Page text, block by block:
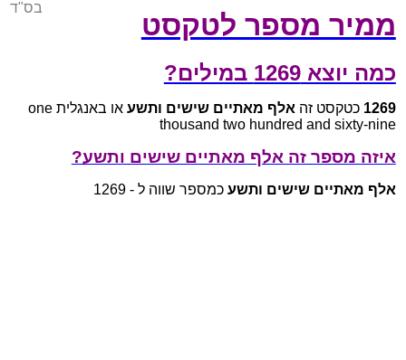
ממיר מספר לטקסט
בס"ד
כמה יוצא 1269 במילים?
1269 כטקסט זה אלף מאתיים שישים ותשע
או באנגלית one
thousand two hundred and sixty-nine
איזה מספר זה אלף מאתיים שישים ותשע?
אלף מאתיים שישים ותשע כמספר שווה ל - 1269